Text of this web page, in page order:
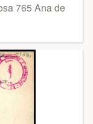
765 Ana de